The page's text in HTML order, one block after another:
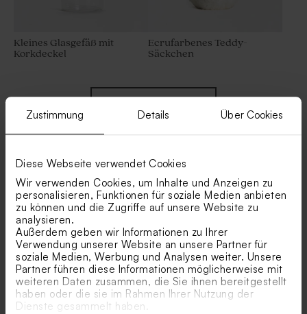
Zustimmung Details Über Cookies
Diese Webseite verwendet Cookies
Wir verwenden Cookies, um Inhalte und Anzeigen zu
personalisieren, Funktionen für soziale Medien anbieten
zu können und die Zugriffe auf unsere Website zu
analysieren.
Außerdem geben wir Informationen zu Ihrer
Verwendung unserer Website an unsere Partner für
soziale Medien, Werbung und Analysen weiter. Unsere
Partner führen diese Informationen möglicherweise mit
weiteren Daten zusammen, die Sie ihnen bereitgestellt
haben oder die sie im Rahmen Ihrer Nutzung der
Dienste gesammelt haben.
Kleines Glasgefäß mit
Korkdeckel
Ecrufarbenes Teddy-
Säckchen
Transparente
Kissenverpackungen als
Gastgeschenk
Originelles Gastgeschenk
mit Holzdeckel | modernes
Design
Mehr anzeigen
Ähnliche Produkte